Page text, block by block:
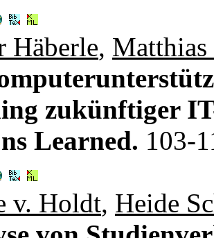
Häberle, Matthias
zukünftiger
Learned. 103-
v. Holdt, Heide